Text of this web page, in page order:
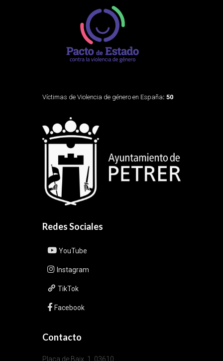
Víctimas de Violencia de género en España: 50
Redes Sociales
YouTube
Instagram
TikTok
Facebook
Contacto
Plaça de Baix, 1, 03610